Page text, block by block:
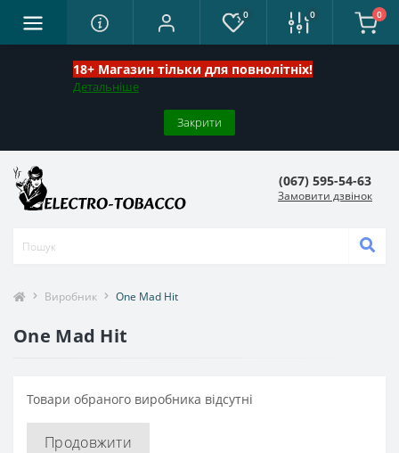
18+ Магазин тільки для повнолітніх!
Детальніше
Закрити
0 0 0
(067) 595-54-63
Замовити дзвінок
Виробник One Mad Hit
One Mad Hit
Товари обраного виробника відсутні
Продовжити